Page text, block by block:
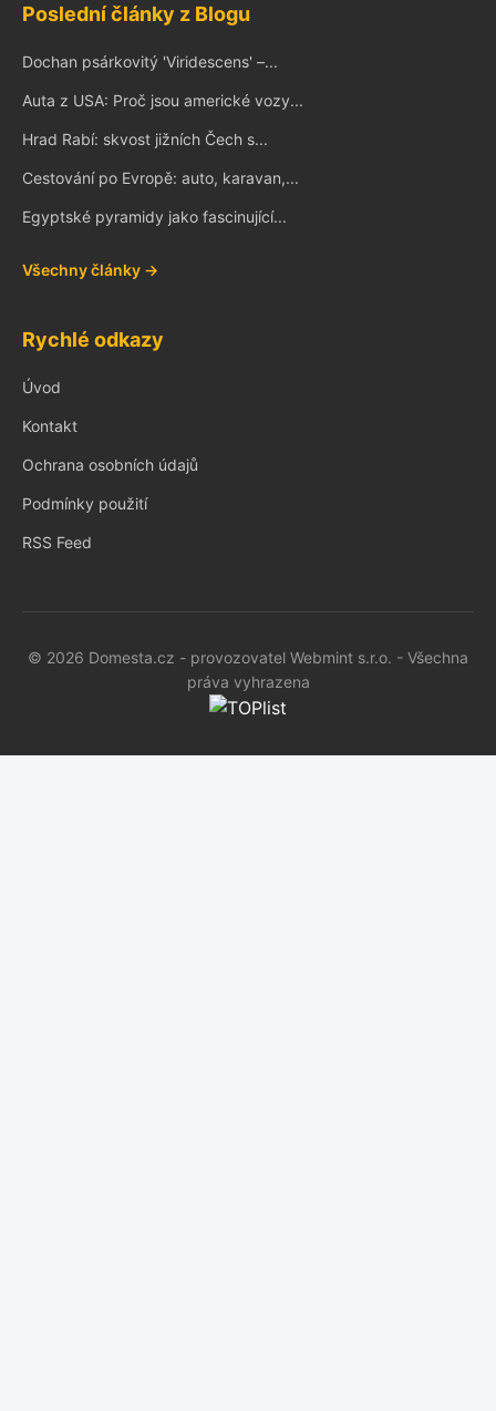
Poslední články z Blogu
Dochan psárkovitý 'Viridescens' –...
Auta z USA: Proč jsou americké vozy...
Hrad Rabí: skvost jižních Čech s...
Cestování po Evropě: auto, karavan,...
Egyptské pyramidy jako fascinující...
Všechny články →
Rychlé odkazy
Úvod
Kontakt
Ochrana osobních údajů
Podmínky použití
RSS Feed
© 2026 Domesta.cz - provozovatel Webmint s.r.o. - Všechna
práva vyhrazena